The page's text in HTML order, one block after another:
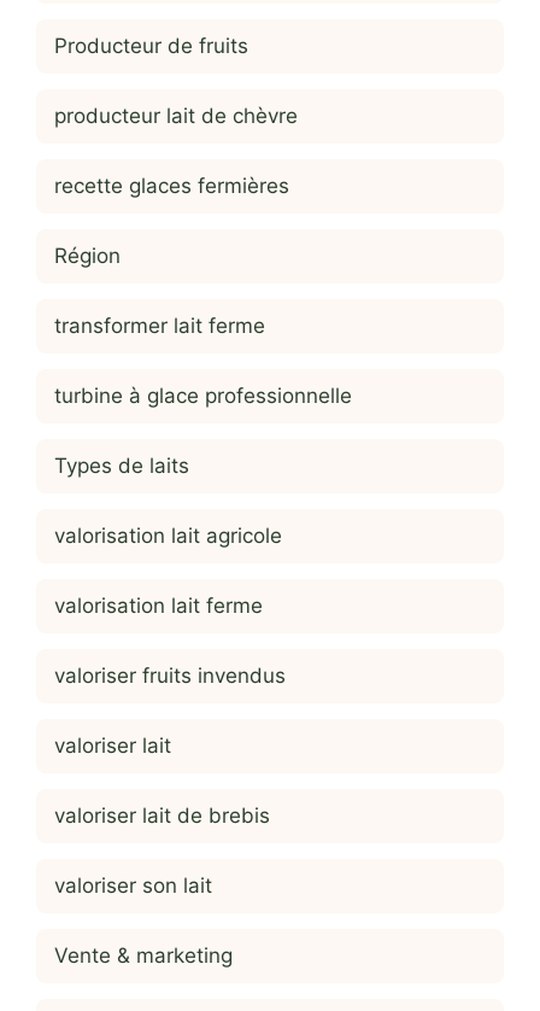
Producteur de fruits
producteur lait de chèvre
recette glaces fermières
Région
transformer lait ferme
turbine à glace professionnelle
Types de laits
valorisation lait agricole
valorisation lait ferme
valoriser fruits invendus
valoriser lait
valoriser lait de brebis
valoriser son lait
Vente & marketing